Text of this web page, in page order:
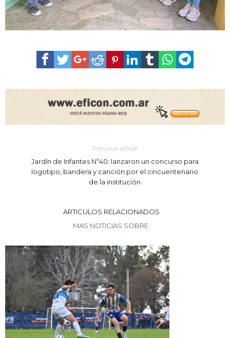
Previous article
Jardín de Infantes Nº40: lanzaron un concurso para
logotipo, bandera y canción por el cincuentenario
de la institución
ARTICULOS RELACIONADOS
MAS NOTICIAS SOBRE